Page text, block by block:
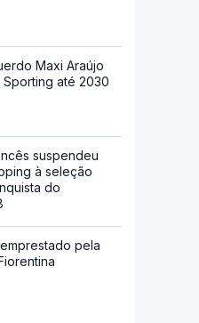
Maxi Araújo
até 2030
suspendeu
à seleção
do
pela